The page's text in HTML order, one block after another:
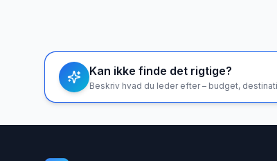
Kan ikke finde det rigtige?
Beskriv hvad du leder efter – budget,